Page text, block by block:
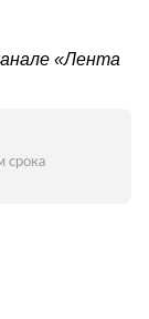
«Лента
срока